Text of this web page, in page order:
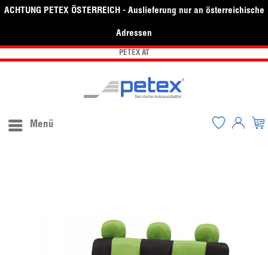
ACHTUNG PETEX ÖSTERREICH - Auslieferung nur an österreichische
Adressen
PETEX AT
Menü